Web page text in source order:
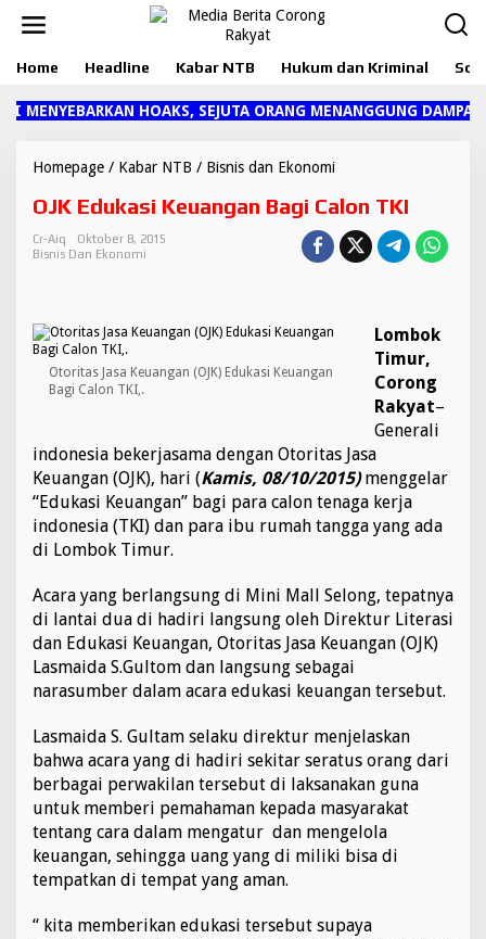
Home Headline Kabar NTB Hukum dan Kriminal
MENYEBARKAN HOAKS, SEJUTA ORANG MENANGGUNG
Homepage / Kabar NTB / Bisnis dan Ekonomi
K
d
g
a
n
B
a
C
a
l
n
T
I
OJK Edukasi Keuangan Bagi Calon TKI
Cr-Aiq
Oktober 8, 2015
Bisnis Dan Ekonomi
Otoritas Jasa Keuangan (OJK) Edukasi Keuangan
Bagi Calon TKI,.
Lombok
Timur,
Corong
Rakyat–
Generali
indonesia bekerjasama dengan Otoritas Jasa
Keuangan (OJK), hari (Kamis, 08/10/2015)menggelar
“Edukasi Keuangan” bagi para calon tenaga kerja
indonesia (TKI) dan para ibu rumah tangga yang ada
di Lombok Timur.
Acara yang berlangsung di Mini Mall Selong, tepatnya
di lantai dua di hadiri langsung oleh Direktur Literasi
dan Edukasi Keuangan, Otoritas Jasa Keuangan (OJK)
Lasmaida S.Gultom dan langsung sebagai
narasumber dalam acara edukasi keuangan tersebut.
Lasmaida S. Gultam selaku direktur menjelaskan
bahwa acara yang di hadiri sekitar seratus orang dari
berbagai perwakilan tersebut di laksanakan guna
untuk memberi pemahaman kepada masyarakat
tentang cara dalam mengatur dan mengelola
keuangan, sehingga uang yang di miliki bisa di
tempatkan di tempat yang aman.
“ kita memberikan edukasi tersebut supaya